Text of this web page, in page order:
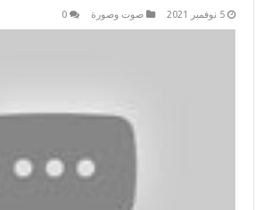
5 نوفمبر 2021 صوت وصورة 0